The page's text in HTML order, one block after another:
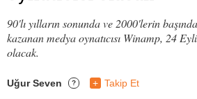
90'lı yılların sonunda ve 2000'lerin
kazanan medya oynatıcısı Winamp, 24
olacak.
Uğur Seven ? + Takip Et